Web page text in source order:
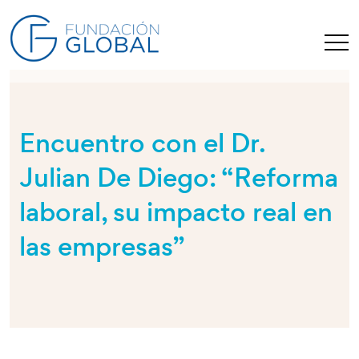
Encuentro con el Dr.
Julian De Diego: “Reforma
laboral, su impacto real en
las empresas”